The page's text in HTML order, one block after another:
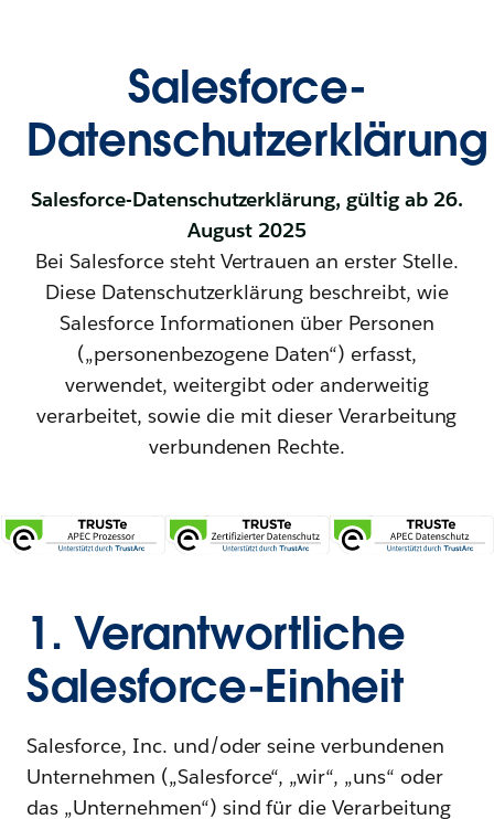
Salesforce-
Datenschutzerklärung
Salesforce-Datenschutzerklärung, gültig ab 26.
August 2025
Bei Salesforce steht Vertrauen an erster Stelle.
Diese Datenschutzerklärung beschreibt, wie
Salesforce Informationen über Personen
(„personenbezogene Daten“) erfasst,
verwendet, weitergibt oder anderweitig
verarbeitet, sowie die mit dieser Verarbeitung
verbundenen Rechte.
1. Verantwortliche
Salesforce-Einheit
Salesforce, Inc. und/oder seine verbundenen
Unternehmen („Salesforce“, „wir“, „uns“ oder
das „Unternehmen“) sind für die Verarbeitung